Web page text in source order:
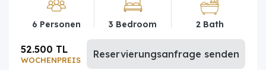
6 Personen 3 Bedroom 2 Bath
WOCHENPREIS
52.500 TL Reservierungsanfrage senden